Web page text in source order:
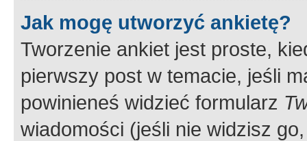
Jak mogę utworzyć ankietę?
Tworzenie ankiet jest proste,
pierwszy post w temacie, jeśli
powinieneś widzieć formularz
wiadomości (jeśli nie widzisz